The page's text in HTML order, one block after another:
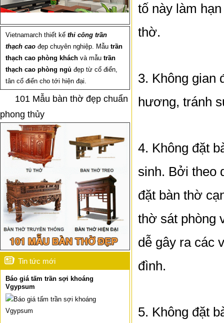
Vietnamarch thiết kế thi công trần
thạch cao đẹp chuyên nghiệp. Mẫu trần
thạch cao phòng khách và mẫu trần
thạch cao phòng ngủ đẹp từ cổ điển,
tân cổ điển cho tới hiện đại.
101 Mẫu bàn thờ đẹp chuẩn
phong thủy
Tin tức mới
Báo giá tấm trần sợi khoáng
Vgypsum
tố này làm
thờ.
3. Không gian
hương, tránh
4. Không đặt
sinh. Bởi theo
đặt bàn thờ
thờ sát phòng
dễ gây ra các
đình.
5. Không đặt